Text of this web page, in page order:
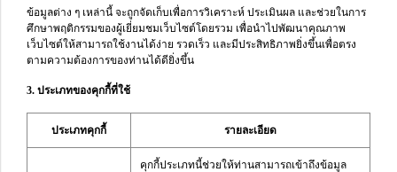
ข้อมูลต่าง ๆ เหล่านี้ จะถูกจัดเก็บเพื่อการวิเคราะห์ ประเมินผล และช่วยในการ
ศึกษาพฤติกรรมของผู้เยี่ยมชมเว็บไซต์โดยรวม เพื่อนำไปพัฒนาคุณภาพ
เว็บไซต์ให้สามารถใช้งานได้ง่าย รวดเร็ว และมีประสิทธิภาพยิ่งขึ้นเพื่อตรง
ตามความต้องการของท่านได้ดียิ่งขึ้น
3. ประเภทของคุกกี้ที่ใช้
ประเภทคุกกี้ รายละเอียด
คุกกี้ประเภทนี้ช่วยให้ท่านสามารถเข้าถึงข้อมูล